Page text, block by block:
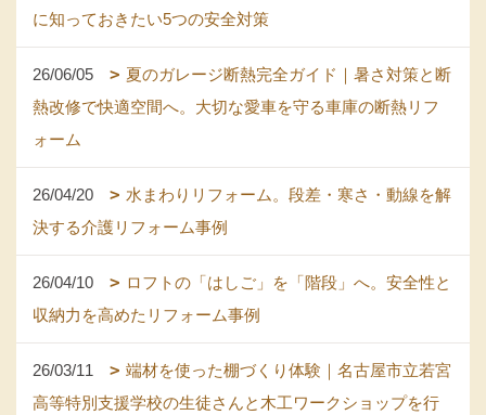
に知っておきたい5つの安全対策
26/06/05
夏のガレージ断熱完全ガイド｜暑さ対策と断
熱改修で快適空間へ。大切な愛車を守る車庫の断熱リフ
ォーム
26/04/20
水まわりリフォーム。段差・寒さ・動線を解
決する介護リフォーム事例
26/04/10
ロフトの「はしご」を「階段」へ。安全性と
収納力を高めたリフォーム事例
26/03/11
端材を使った棚づくり体験｜名古屋市立若宮
高等特別支援学校の生徒さんと木工ワークショップを行